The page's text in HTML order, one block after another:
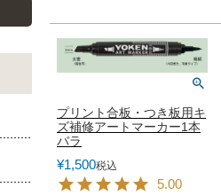
プリント合板・つき板用キ
ズ補修アートマーカー1本
バラ
¥1,500税込
5.00